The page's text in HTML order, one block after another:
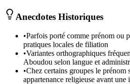
Anecdotes Historiques
•Parfois porté comme prénom ou
pratiques locales de filiation
•Variantes orthographiques
Aboudou selon langue et
•Chez certains groupes le prénom
appartenance religieuse avant